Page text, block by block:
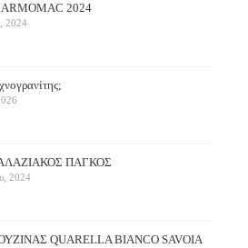
2024
2024
ΠΑΓΚΟΣ
2024
QUARELLA BIANCO SAVOIA